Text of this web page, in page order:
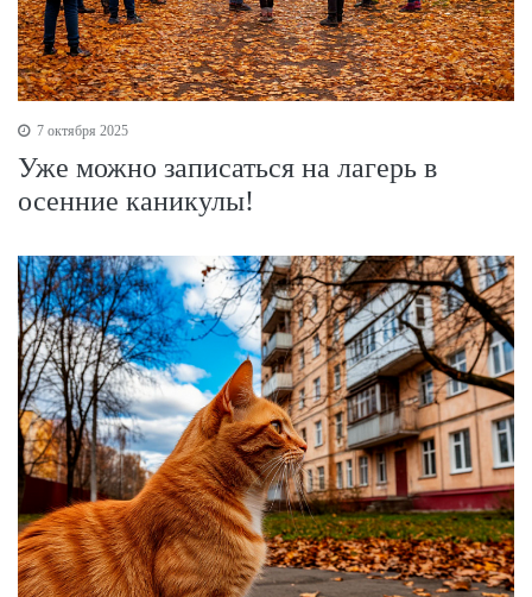
7 октября 2025
Уже можно записаться на лагерь в
осенние каникулы!